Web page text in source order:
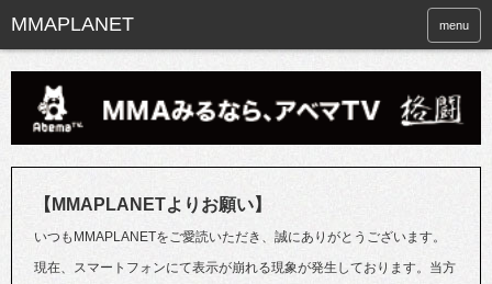
menu
【MMAPLANETよりお願い】
いつもMMAPLANETをご愛読いただき、誠にありがとうございます。
現在、スマートフォンにて表示が崩れる現象が発生しております。当方